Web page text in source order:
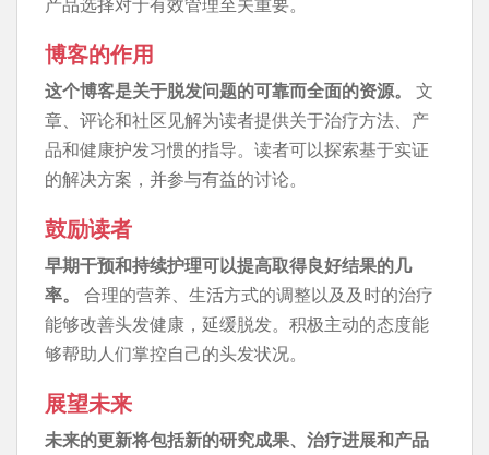
博客的作用
这个博客是关于脱发问题的可靠而全面的资源。
文
章、评论和社区见解为读者提供关于治疗方法、产
品和健康护发习惯的指导。读者可以探索基于实证
的解决方案，并参与有益的讨论。
鼓励读者
早期干预和持续护理可以提高取得良好结果的几
率。
合理的营养、生活方式的调整以及及时的治疗
能够改善头发健康，延缓脱发。积极主动的态度能
够帮助人们掌控自己的头发状况。
展望未来
未来的更新将包括新的研究成果、治疗进展和产品